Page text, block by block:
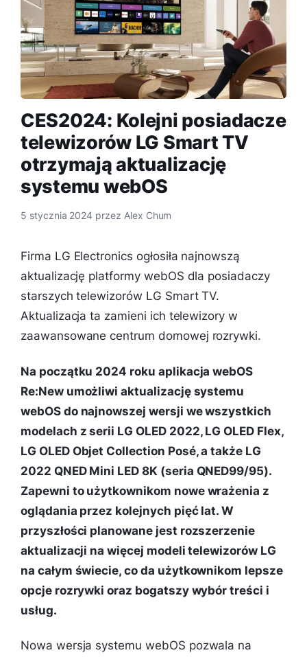
CES2024: Kolejni posiadacze
telewizorów LG Smart TV
otrzymają aktualizację
systemu webOS
5 stycznia 2024 przez Alex Chum
Firma LG Electronics ogłosiła najnowszą
aktualizację platformy webOS dla posiadaczy
starszych telewizorów LG Smart TV.
Aktualizacja ta zamieni ich telewizory w
zaawansowane centrum domowej rozrywki.
Na początku 2024 roku aplikacja webOS
Re:New umożliwi aktualizację systemu
webOS do najnowszej wersji we wszystkich
modelach z serii LG OLED 2022, LG OLED Flex,
LG OLED Objet Collection Posé, a także LG
2022 QNED Mini LED 8K (seria QNED99/95).
Zapewni to użytkownikom nowe wrażenia z
oglądania przez kolejnych pięć lat. W
przyszłości planowane jest rozszerzenie
aktualizacji na więcej modeli telewizorów LG
na całym świecie, co da użytkownikom lepsze
opcje rozrywki oraz bogatszy wybór treści i
usług.
Nowa wersja systemu webOS pozwala na